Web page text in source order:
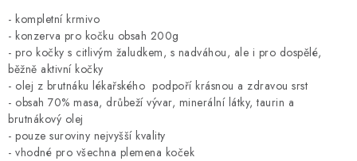
Jak vyměnit či vrátit zboží
Obchodní podmínky
Doprava a platba Moje objednávka
- kompletní krmivo
- konzerva pro kočku obsah 200g
- pro kočky s citlivým žaludkem, s nadváhou, ale i pro dospělé,
běžně aktivní kočky
- olej z brutnáku lékařského podpoří krásnou a zdravou srst
- obsah 70% masa, drůbeží vývar, minerální látky, taurin a
brutnákový olej
- pouze suroviny nejvyšší kvality
- vhodné pro všechna plemena koček